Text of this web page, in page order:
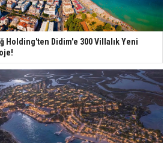
Holding'ten Didim'e 300 Villalık Yeni